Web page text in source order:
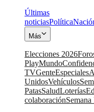
Últimas
noticiasPolítica
Más
Elecciones 2026
PlayMundo
TVGenteEspeciales
UnidosVehículos
PatasSaludLoterías
colaboración